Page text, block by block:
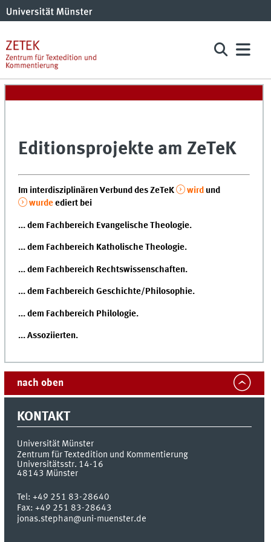
Editionsprojekte am ZeTeK
Im interdisziplinären Verbund des ZeTeK wird und
wurdeediert bei
... dem Fachbereich Evangelische Theologie.
... dem Fachbereich Katholische Theologie.
... dem Fachbereich Rechtswissenschaften.
... dem Fachbereich Geschichte/Philosophie.
... dem Fachbereich Philologie.
... Assoziierten.
nach oben
KONTAKT
Universität Münster
Zentrum für Textedition und Kommentierung
Universitätsstr. 14-16
48143 Münster
Tel:+49 251 83-28640
Fax:+49 251 83-28643
jonas.stephan@uni-muenster.de